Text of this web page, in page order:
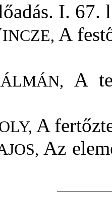
I. 67.
INCZE, A
ÁLMÁN,
A
A
Az